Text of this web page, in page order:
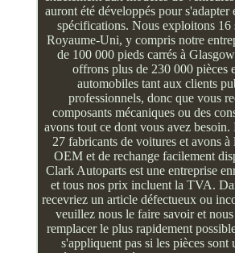
auront été développés pour s'adapter
spécifications. Nous exploitons 16
Royaume-Uni, y compris notre
de 100 000 pieds carrés à
offrons plus de 230 000 pièces
automobiles tant aux clients
professionnels, donc que vous
composants mécaniques ou des
avons tout ce dont vous avez besoin.
27 fabricants de voitures et avons à
OEM et de rechange facilement
Clark Autoparts est une entreprise
et tous nos prix incluent la TVA.
recevriez un article défectueux ou
veuillez nous le faire savoir et nous
remplacer le plus rapidement
s'appliquent pas si les pièces sont